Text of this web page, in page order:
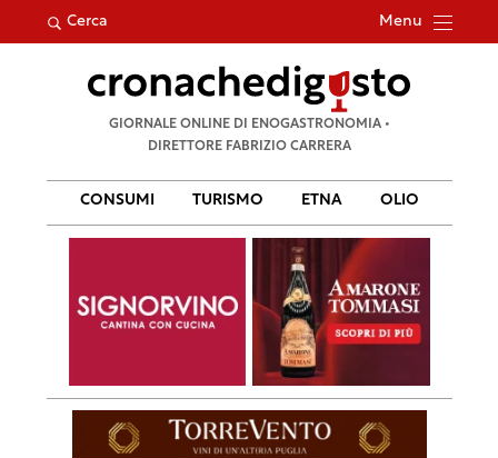
Cerca Menu
per:
GIORNALE ONLINE DI ENOGASTRONOMIA •
DIRETTORE FABRIZIO CARRERA
CONSUMI TURISMO ETNA OLIO